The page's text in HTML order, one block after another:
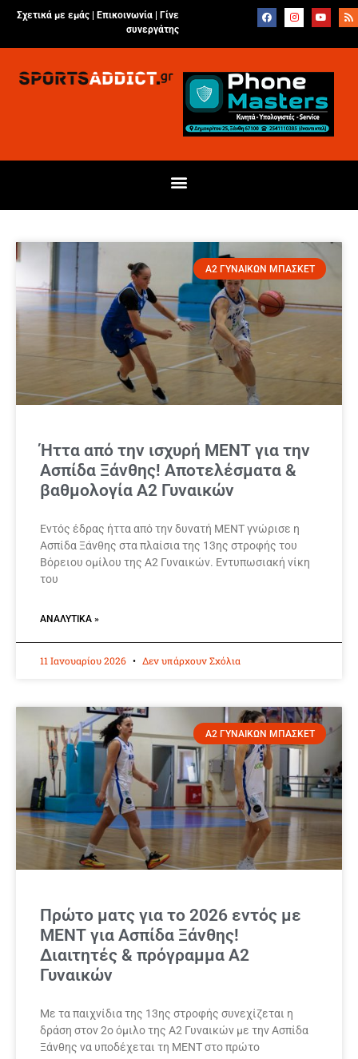
Σχετικά με εμάς | Επικοινωνία
Γίνε
συνεργάτης
Α2 ΓΥΝΑΙΚΩΝ ΜΠΑΣΚΕΤ
Ήττα από την ισχυρή ΜΕΝΤ για την
Ασπίδα Ξάνθης! Αποτελέσματα &
βαθμολογία Α2 Γυναικών
Εντός έδρας ήττα από την δυνατή ΜΕΝΤ γνώρισε η
Ασπίδα Ξάνθης στα πλαίσια της 13ης στροφής του
Βόρειου ομίλου της Α2 Γυναικών. Εντυπωσιακή νίκη
του
ΑΝΑΛΥΤΙΚΆ »
11 Ιανουαρίου 2026 Δεν υπάρχουν Σχόλια
Α2 ΓΥΝΑΙΚΩΝ ΜΠΑΣΚΕΤ
Πρώτο ματς για το 2026 εντός με
ΜΕΝΤ για Ασπίδα Ξάνθης!
Διαιτητές & πρόγραμμα Α2
Γυναικών
Με τα παιχνίδια της 13ης στροφής συνεχίζεται η
δράση στον 2ο όμιλο της Α2 Γυναικών με την Ασπίδα
Ξάνθης να υποδέχεται τη ΜΕΝΤ στο πρώτο